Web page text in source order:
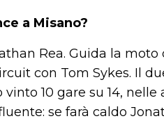
a Misano?
Rea. Guida la
con Tom Sykes. Il
10 gare su 14,
se farà caldo